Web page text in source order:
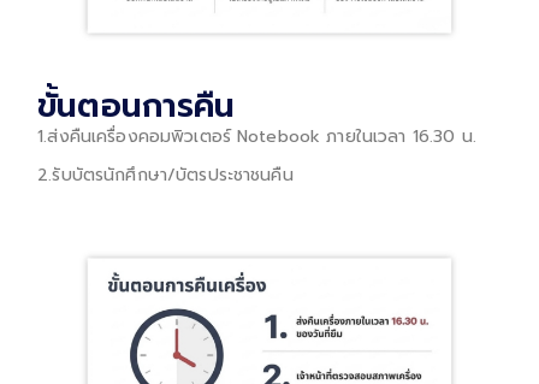
ขั้นตอนการคืน
1.ส่งคืนเครื่องคอมพิวเตอร์ Notebook ภายในเวลา 16.30 น.
2.รับบัตรนักศึกษา/บัตรประชาชนคืน